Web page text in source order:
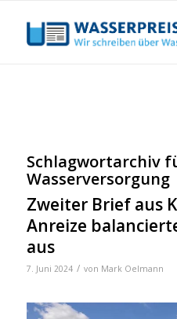
Schlagwortarchiv
Wasserversorgung
Zweiter Brief aus
Anreize
aus
7. Juni 2024 / von Mark Oelmann